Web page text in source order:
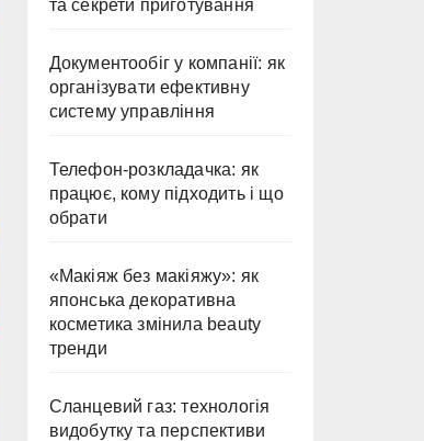
та секрети приготування
Документообіг у компанії: як
організувати ефективну
систему управління
Телефон-розкладачка: як
працює, кому підходить і що
обрати
«Макіяж без макіяжу»: як
японська декоративна
косметика змінила beauty
тренди
Сланцевий газ: технологія
видобутку та перспективи